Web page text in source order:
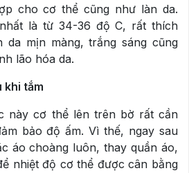
cho cơ thể cũng như làn da.
là từ 34-36 độ C, rất thích
da mịn màng, trắng sáng cũng
lão hóa da.
khi tắm
này cơ thể lên trên bờ rất cần
bảo độ ấm. Vì thế, ngay sau
áo choàng luôn, thay quần áo,
nhiệt độ cơ thể được cân bằng